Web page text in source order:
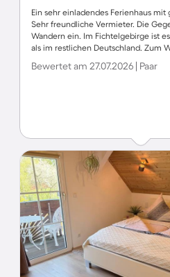
Ein sehr einladendes Ferienhaus mit
Sehr freundliche Vermieter. Die
Wandern ein. Im Fichtelgebirge ist
als im restlichen Deutschland. Zum
Bewertet am 27.07.2026 | Paar